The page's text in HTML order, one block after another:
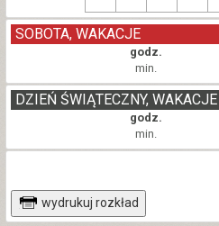
godz.
SOBOTA, WAKACJE
min.
godz.
DZIEŃ ŚWIĄTECZNY, WAKACJE
min.
wydrukuj rozkład